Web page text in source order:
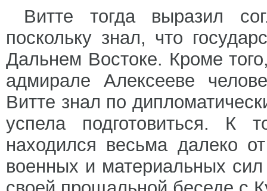
Витте тогда выразил
поскольку знал, что
Дальнем Востоке. Кроме
адмирале Алексееве
Витте знал по
успела подготовиться. К
находился весьма далеко
военных и материальных